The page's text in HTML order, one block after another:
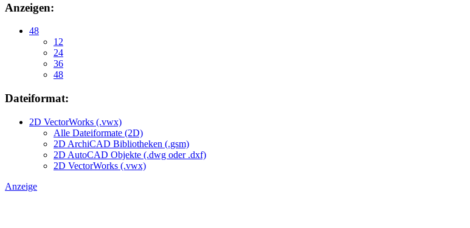
Anzeigen:
48
12
24
36
48
Dateiformat:
2D VectorWorks (.vwx)
Alle Dateiformate (2D)
2D ArchiCAD Bibliotheken (.gsm)
2D AutoCAD Objekte (.dwg oder .dxf)
2D VectorWorks (.vwx)
Anzeige